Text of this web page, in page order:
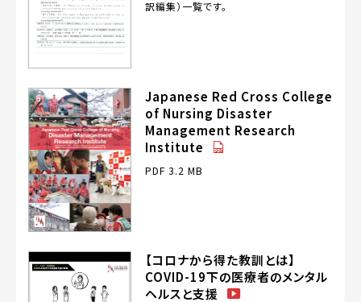
訳編集）一覧です。
Japanese Red Cross College
of Nursing Disaster
Management Research
Institute
PDF 3.2 MB
【コロナから得た教訓とは】
COVID-19下の医療者のメンタル
ヘルスと支援
（動